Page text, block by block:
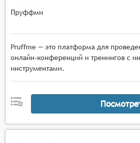
Пруффми
Pruffme — это платформа для
онлайн-конференций и тренингов с
инструментами.